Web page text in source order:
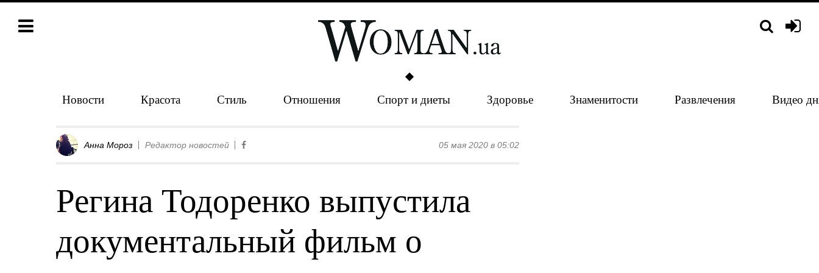
Новости Красота Стиль Отношения Спорт и диеты Здоровье Знаменитости Развлечения Видео
Анна Мороз Редактор новостей 05 мая 2020 в 05:02
Регина Тодоренко выпустила
документальный фильм о